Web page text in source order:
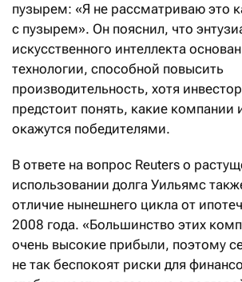
пузырем: «Я не рассматриваю это
с пузырем». Он пояснил, что
искусственного интеллекта
технологии, способной повысить
производительность, хотя
предстоит понять, какие компании
окажутся победителями.
В ответе на вопрос Reuters о
использовании долга Уильямс
отличие нынешнего цикла от
2008 года. «Большинство этих
очень высокие прибыли, поэтому
не так беспокоят риски для